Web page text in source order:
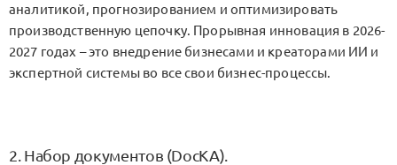
аналитикой, прогнозированием и оптимизировать
производственную цепочку. Прорывная инновация в 2026-
2027 годах – это внедрение бизнесами и креаторами ИИ и
экспертной системы во все свои бизнес-процессы.
2. Набор документов (DocKA).